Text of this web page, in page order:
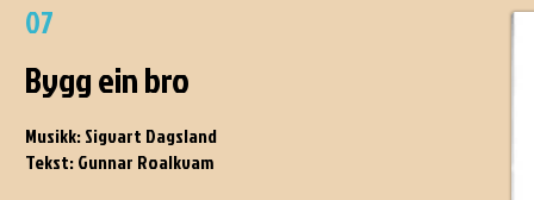
07
Bygg ein bro
Musikk: Sigvart Dagsland
Tekst: Gunnar Roalkvam